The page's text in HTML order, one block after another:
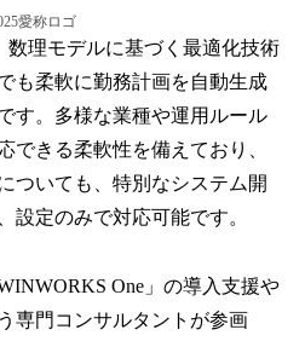
愛称ロゴ
数理モデルに基づく最適化技術
も柔軟に勤務計画を自動生成
す。多様な業種や運用ルール
できる柔軟性を備えており、
ついても、特別なシステム開
設定のみで対応可能です。
One」の導入支援や
専門コンサルタントが参画